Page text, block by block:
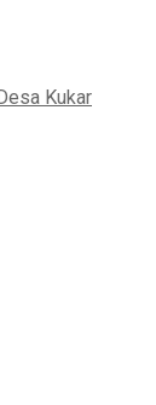
Kukar